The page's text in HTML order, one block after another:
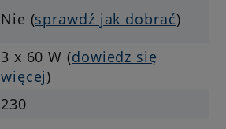
Nie (sprawdź jak dobrać)
3 x 60 W (dowiedz się
więcej)
230